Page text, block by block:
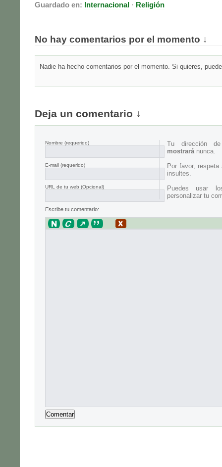
Guardado en: Internacional · Religión
No hay comentarios por el momento ↓
Nadie ha hecho comentarios por el momento. Si quieres,
Deja un comentario ↓
Nombre (requerido)
E-mail (requerido)
URL de tu web (Opcional)
Tu dirección
mostraránunca.
Por favor,
insultes.
Puedes usar
personalizar tu
Escribe tu comentario: